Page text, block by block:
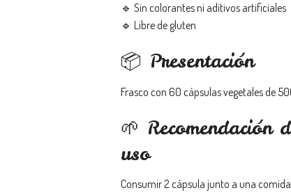
🔹 Sin colorantes ni aditivos artificiales
🔹 Libre de gluten
📦 Presentación
Frasco con 60 cápsulas vegetales de
🌱 Recomendación
uso
Consumir 2 cápsula junto a una